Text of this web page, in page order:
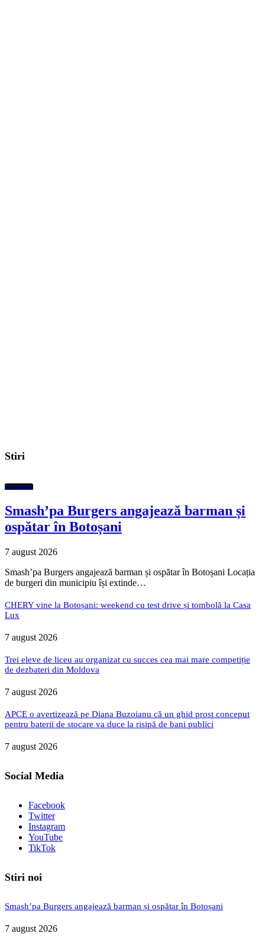
Stiri
Economic
Smash’pa Burgers angajează barman și
ospătar în Botoșani
7 august 2026
Smash’pa Burgers angajează barman și ospătar în Botoșani Locația
de burgeri din municipiu își extinde…
CHERY vine la Botoșani: weekend cu test drive și tombolă la Casa
Lux
7 august 2026
Trei eleve de liceu au organizat cu succes cea mai mare competiție
de dezbateri din Moldova
7 august 2026
APCE o avertizează pe Diana Buzoianu că un ghid prost conceput
pentru baterii de stocare va duce la risipă de bani publici
7 august 2026
Social Media
Facebook
Twitter
Instagram
YouTube
TikTok
Stiri noi
Smash’pa Burgers angajează barman și ospătar în Botoșani
7 august 2026